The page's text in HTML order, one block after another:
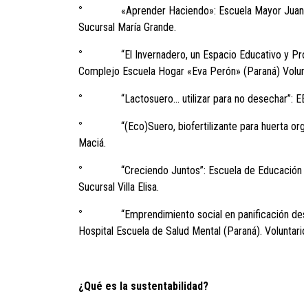
° «Aprender Haciendo»: Escuela Mayor Juan
Sucursal María Grande.
° “El Invernadero, un Espacio Educativo y
Complejo Escuela Hogar «Eva Perón» (Paraná)
° “Lactosuero… utilizar para no desechar”:
° “(Eco)Suero, biofertilizante para huerta
Maciá.
° “Creciendo Juntos”: Escuela de Educación
Sucursal Villa Elisa.
° “Emprendimiento social en panificación
Hospital Escuela de Salud Mental (Paraná).
¿Qué es la sustentabilidad?